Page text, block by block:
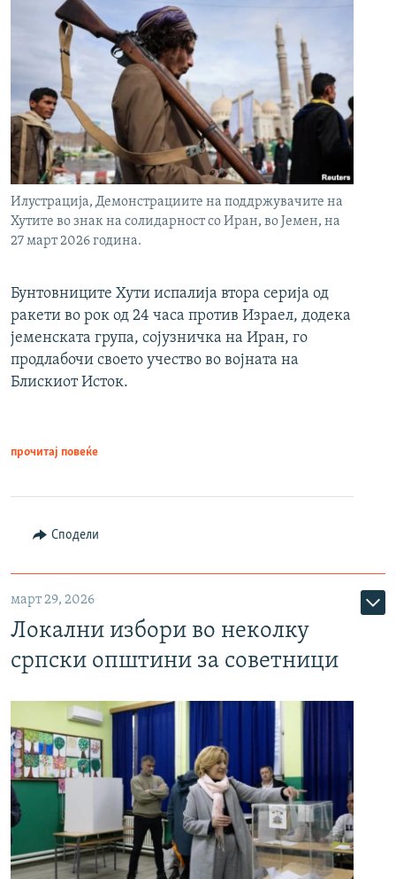
Илустрација, Демонстрациите на поддржувачите на
Хутите во знак на солидарност со Иран, во Јемен, на
27 март 2026 година.
Бунтовниците Хути испалија втора серија од
ракети во рок од 24 часа против Израел, додека
јеменската група, сојузничка на Иран, го
продлабочи своето учество во војната на
Блискиот Исток.
прочитај повеќе
Сподели
март 29, 2026
Локални избори во неколку
српски општини за советници